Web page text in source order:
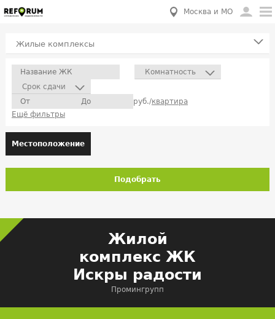
Москва и МО
Жилые комплексы
Комнатность
Срок сдачи
руб./квартира
Ещё фильтры
Местоположение
Подобрать
Жилой
комплекс ЖК
Искры радости
Промингрупп